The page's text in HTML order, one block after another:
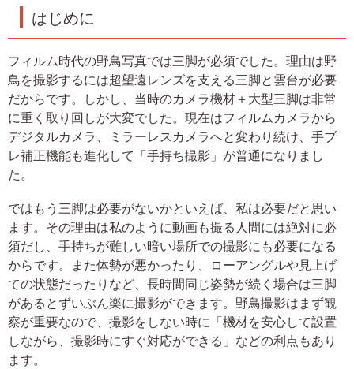
はじめに
フィルム時代の野鳥写真では三脚が必須でした。理由は野
鳥を撮影するには超望遠レンズを支える三脚と雲台が必要
だからです。しかし、当時のカメラ機材＋大型三脚は非常
に重く取り回しが大変でした。現在はフィルムカメラから
デジタルカメラ、ミラーレスカメラへと変わり続け、手ブ
レ補正機能も進化して「手持ち撮影」が普通になりまし
た。
ではもう三脚は必要がないかといえば、私は必要だと思い
ます。その理由は私のように動画も撮る人間には絶対に必
須だし、手持ちが難しい暗い場所での撮影にも必要になる
からです。また体勢が悪かったり、ローアングルや見上げ
ての状態だったりなど、長時間同じ姿勢が続く場合は三脚
があるとずいぶん楽に撮影ができます。野鳥撮影はまず観
察が重要なので、撮影をしない時に「機材を安心して設置
しながら、撮影時にすぐ対応ができる」などの利点もあり
ます。